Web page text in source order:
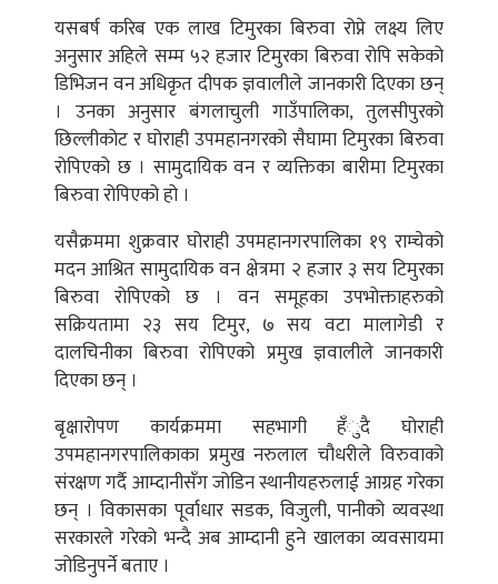
यसबर्ष करिब एक लाख टिमुरका बिरुवा रोप्ने लक्ष्य लिए
अनुसार अहिले सम्म ५२ हजार टिमुरका बिरुवा रोपि सकेको
डिभिजन वन अधिकृत दीपक ज्ञवालीले जानकारी दिएका छन्
। उनका अनुसार बंगलाचुली गाउँपालिका, तुलसीपुरको
छिल्लीकोट र घोराही उपमहानगरको सैघामा टिमुरका बिरुवा
रोपिएको छ । सामुदायिक वन र व्यक्तिका बारीमा टिमुरका
बिरुवा रोपिएको हो ।
यसैक्रममा शुक्रवार घोराही उपमहानगरपालिका १९ राम्चेको
मदन आश्रित सामुदायिक वन क्षेत्रमा २ हजार ३ सय टिमुरका
बिरुवा रोपिएको छ । वन समूहका उपभोक्ताहरुको
सक्रियतामा २३ सय टिमुर, ७ सय वटा मालागेडी र
दालचिनीका बिरुवा रोपिएको प्रमुख ज्ञवालीले जानकारी
दिएका छन् ।
बृक्षारोपण कार्यक्रममा सहभागी हँुदै घोराही
उपमहानगरपालिकाका प्रमुख नरुलाल चौधरीले विरुवाको
संरक्षण गर्दै आम्दानीसँग जोडिन स्थानीयहरुलाई आग्रह गरेका
छन् । विकासका पूर्वाधार सडक, विजुली, पानीको व्यवस्था
सरकारले गरेको भन्दै अब आम्दानी हुने खालका व्यवसायमा
जोडिनुपर्ने बताए ।